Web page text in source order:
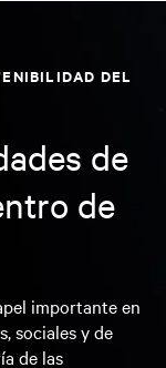
DEL
de
de
importante en
sociales y de
de las